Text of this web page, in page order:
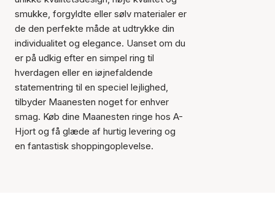
smukke, forgyldte eller sølv materialer er
de den perfekte måde at udtrykke din
individualitet og elegance. Uanset om du
er på udkig efter en simpel ring til
hverdagen eller en iøjnefaldende
statementring til en speciel lejlighed,
tilbyder Maanesten noget for enhver
smag. Køb dine Maanesten ringe hos A-
Hjort og få glæde af hurtig levering og
en fantastisk shoppingoplevelse.